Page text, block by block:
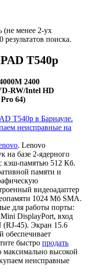
(не менее 2-ух
поиска.
T540p
2400
RW/Intel HD
64)
. Lenovo
на базе 2-ядерного
кэш-памятью 512 Кб.
памяти и
видеоадаптер
1024 Мб SMA.
для работы порты:
DisplayPort, вход
45). Экран 15.6
быстро продать
максимально высокой
неисправные